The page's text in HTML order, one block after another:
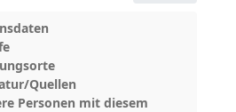
Quellen
Personen mit diesem